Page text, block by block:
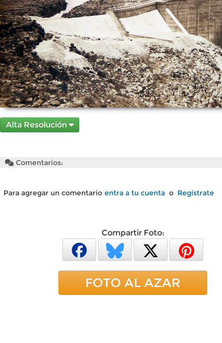
Alta Resolución
Comentarios:
Para agregar un comentario entra a tu cuenta o Regístrate
Compartir Foto:
FOTO AL AZAR